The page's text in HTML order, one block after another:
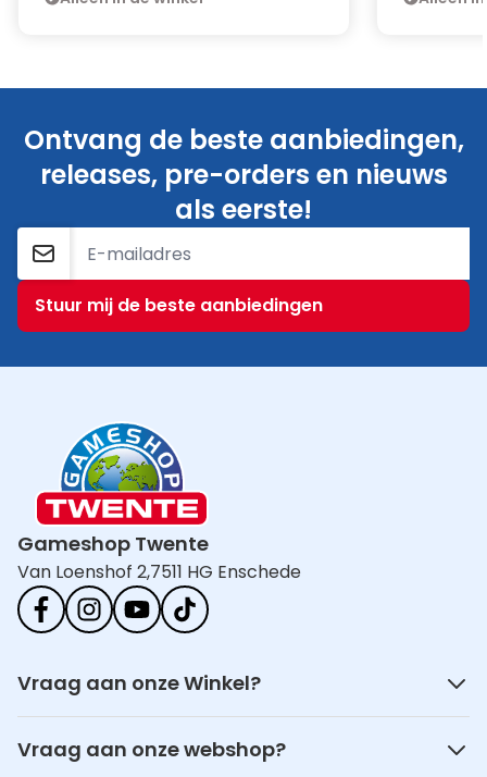
Ontvang de beste aanbiedingen,
releases, pre-orders en nieuws
als eerste!
E-mailadres
Stuur mij de beste aanbiedingen
Gameshop Twente
Van Loenshof 2,7511 HG Enschede
Vraag aan onze Winkel?
Vraag aan onze webshop?